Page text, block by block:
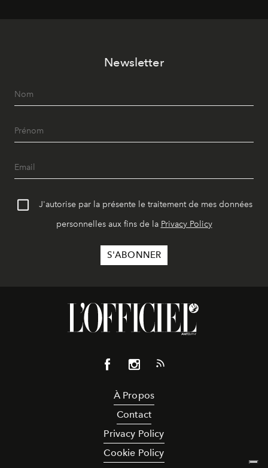
Newsletter
J'autorise par la présente le traitement de mes données
personnelles aux fins de la Privacy Policy
À Propos
Contact
Privacy Policy
Cookie Policy